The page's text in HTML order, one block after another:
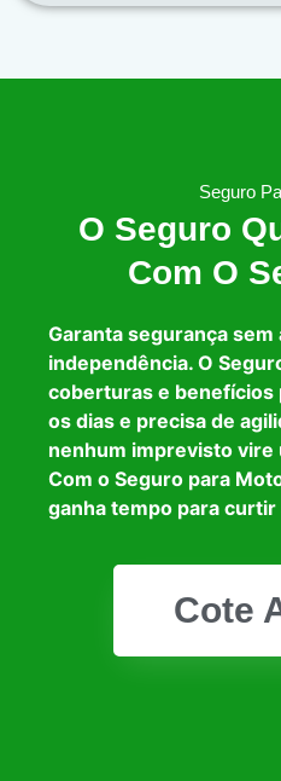
Seguro
O Seguro
Com O
Garanta segurança sem
independência. O
coberturas e benefícios
os dias e precisa de
nenhum imprevisto vire
Com o Seguro para
ganha tempo para
Cote